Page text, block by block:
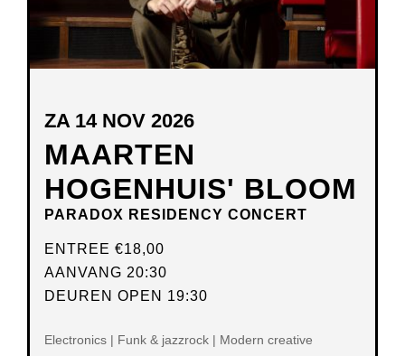
MAARTEN
HOGENHUIS' BLOOM
PARADOX RESIDENCY CONCERT
ZA 14 NOV 2026
ENTREE €18,00
AANVANG 20:30
DEUREN OPEN 19:30
Electronics | Funk & jazzrock | Modern creative